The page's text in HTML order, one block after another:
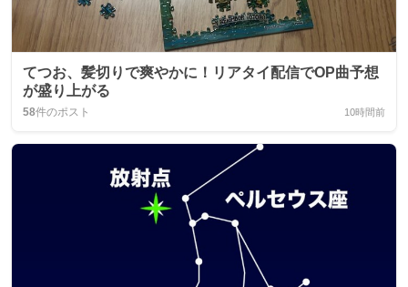
てつお、髪切りで爽やかに！リアタイ配信でOP曲予想
が盛り上がる
58件のポスト 10時間前